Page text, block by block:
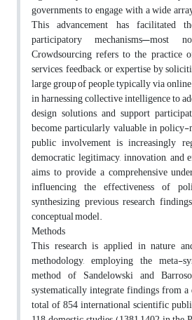
governments to engage with a wide
This advancement has facilitated
participatory mechanisms—most
Crowdsourcing refers to the practice
services, feedback, or expertise by
large group of people, typically via
in harnessing collective intelligence to
design solutions, and support
become particularly valuable in policy-
public involvement is increasingly
democratic legitimacy, innovation, and
aims to provide a comprehensive
influencing the effectiveness of
synthesizing previous research
conceptual model.
Methods
This research is applied in nature
methodology, employing the meta-
method of Sandelowski and
systematically integrate findings from
total of 854 international scientific